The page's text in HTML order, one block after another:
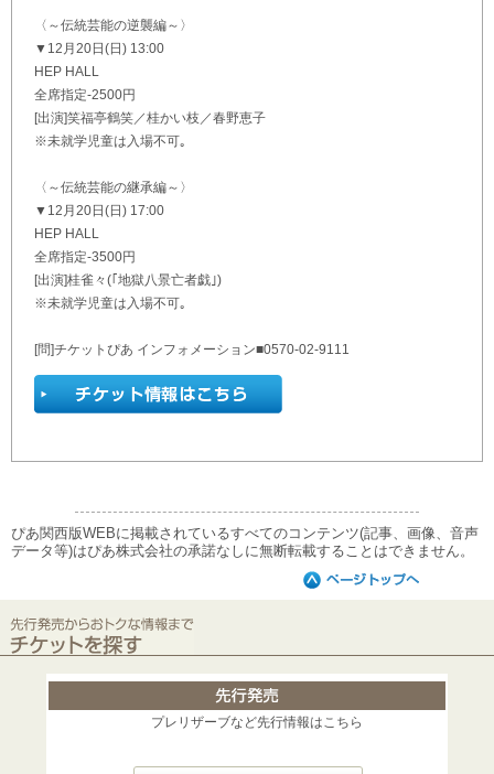
〈～伝統芸能の逆襲編～〉
▼12月20日(日) 13:00
HEP HALL
全席指定-2500円
[出演]笑福亭鶴笑／桂かい枝／春野恵子
※未就学児童は入場不可｡
〈～伝統芸能の継承編～〉
▼12月20日(日) 17:00
HEP HALL
全席指定-3500円
[出演]桂雀々(｢地獄八景亡者戯｣)
※未就学児童は入場不可｡
[問]チケットぴあ インフォメーション■0570-02-9111
ぴあ関西版WEBに掲載されているすべてのコンテンツ(記事、画像、音声
データ等)はぴあ株式会社の承諾なしに無断転載することはできません。
プレリザーブなど先行情報はこちら